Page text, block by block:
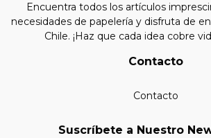
Encuentra todos los artículos
necesidades de papelería y disfruta de
Chile. ¡Haz que cada idea cobre
Contacto
Contacto
Suscríbete a Nuestro